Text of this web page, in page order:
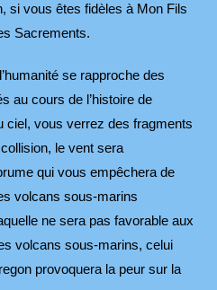
si vous êtes fidèles à Mon Fils
Sacrements.
se rapproche des
au cours de l’histoire de
ciel, vous verrez des fragments
le vent sera
qui vous empêchera de
volcans sous-marins
ne sera pas favorable aux
volcans sous-marins, celui
provoquera la peur sur la